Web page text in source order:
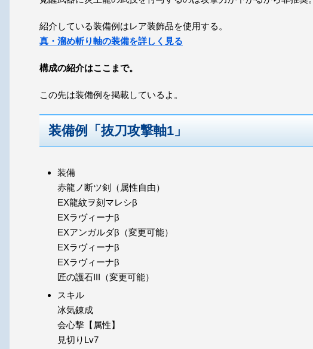
紹介している装備例はレア装飾品を使用する。
真・溜め斬り軸の装備を詳しく見る
構成の紹介はここまで。
この先は装備例を掲載しているよ。
装備例「抜刀攻撃軸1」
装備
赤龍ノ断ツ剣（属性自由）
EX龍紋ヲ刻マレシβ
EXラヴィーナβ
EXアンガルダβ（変更可能）
EXラヴィーナβ
EXラヴィーナβ
匠の護石III（変更可能）
スキル
冰気錬成
会心撃【属性】
見切りLv7